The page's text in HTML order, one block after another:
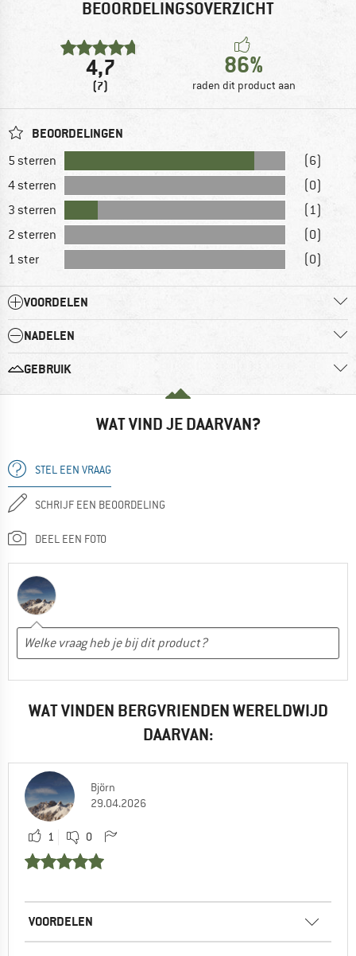
BEOORDELINGSOVERZICHT
4,7
(7)
86%
raden dit product aan
BEOORDELINGEN
5 sterren
(6)
4 sterren
(0)
3 sterren
(1)
2 sterren
(0)
1 ster
(0)
VOORDELEN
NADELEN
GEBRUIK
WAT VIND JE DAARVAN?
STEL EEN VRAAG
SCHRIJF EEN BEOORDELING
DEEL EEN FOTO
WAT VINDEN BERGVRIENDEN WERELDWIJD
DAARVAN:
Björn
29.04.2026
1 0
VOORDELEN